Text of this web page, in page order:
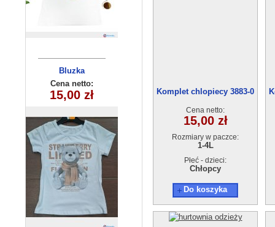
Bluzka
dziecięca
180626-15(6-16)
6szt
Cena netto:
15,00 zł
Bluzka
dziecięca
180626-25(4-14)
6szt
Cena netto:
18,00 zł
Komplet chlopiecy 3883-0
Cena netto:
15,00 zł
Rozmiary w paczce:
1-4L
Płeć - dzieci:
Chłopcy
Do koszyka